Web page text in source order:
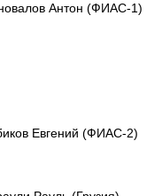
Антон (ФИАС-1)
Евгений (ФИАС-2)